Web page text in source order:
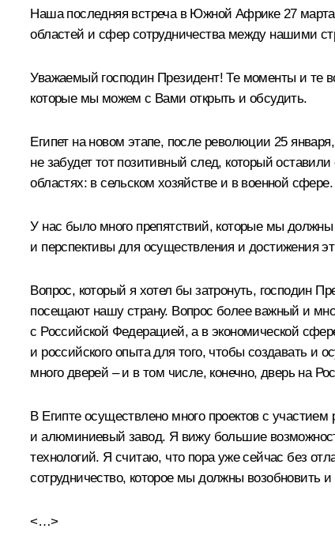
Наша последняя встреча в Южной Африке 27
областей и сфер сотрудничества между нашими
Уважаемый господин Президент! Те моменты и те
которые мы можем с Вами открыть и обсудить.
Египет на новом этапе, после революции 25
не забудет тот позитивный след, который
областях: в сельском хозяйстве и в военной сфере.
У нас было много препятствий, которые мы
и перспективы для осуществления и достижения
Вопрос, который я хотел бы затронуть, господин
посещают нашу страну. Вопрос более важный и
с Российской Федерацией, а в экономической
и российского опыта для того, чтобы создавать
много дверей – и в том числе, конечно, дверь на
В Египте осуществлено много проектов с
и алюминиевый завод. Я вижу большие
технологий. Я считаю, что пора уже сейчас без
сотрудничество, которое мы должны возобновить
<…>